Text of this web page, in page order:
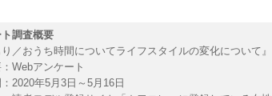
調査概要
り／おうち時間についてライフスタイルの変化について』
Webアンケート
2020年5月3日～5月16日